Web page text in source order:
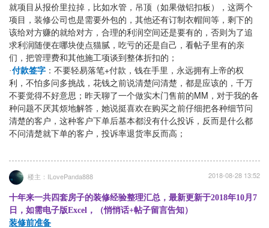
就项目从报价里拉掉，比如水管，吊顶（如果做铝扣板），这两个
项目，装修公司也是需要外包的，其他还有订制衣帽间等，剩下的
该给对方赚的就给对方，合理的利润空间还是要有的，否则为了追
求利润随便在哪块使点猫腻，吃亏的还是自己，看帖子里有的亲
们，把管理费和其他施工项谈到整体折扣的；
·付款签字 ：不要轻易落笔+付款，钱在手里，永远拥有上帝的权
利，不怕多问多挑战，花钱之前说清楚问清楚，都是应该的，千万
不要觉得不好意思；昨天聊了一个做实木门售前的MM ， 对于我的各
种问题不厌其烦地解答，她说挺喜欢在购买之前仔细把各种细节问
清楚的客户，这种客户下单后基本都没有什么投诉，反而是什么都
不问清楚就下单的客户，投诉率退货率反而高；
楼主：ILovePanda888 2018-08-28 13:52
十年来一共四套房子的装修经验整理汇总，最新更新于2018年10月7
日，如需电子版Excel，（悄悄话+帖子留言告知）
装修前准备